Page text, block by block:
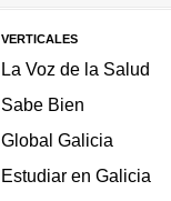
VERTICALES
La Voz de la Salud
Sabe Bien
Global Galicia
Estudiar en Galicia